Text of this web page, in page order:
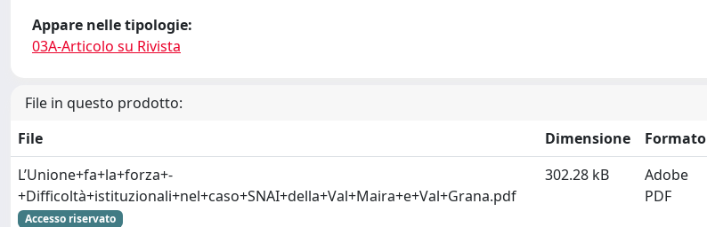
Appare nelle tipologie:
03A-Articolo su Rivista
File in questo prodotto:
File
Dimensione
Formato
L’Unione+fa+la+forza+-
+Difficoltà+istituzionali+nel+caso+SNAI+della+Val+Maira+e+Val+Grana.pdf
Accesso riservato
302.28 kB
Adobe
PDF